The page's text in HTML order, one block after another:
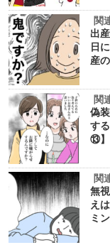
関
出
日
産
関
偽
す
⑬】
関
無
え
ミ